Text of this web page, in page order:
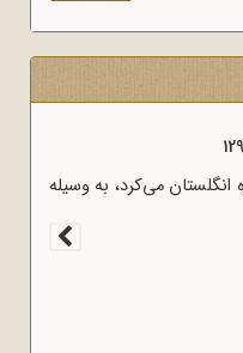
انگلستان می‌کرد، به وسیله